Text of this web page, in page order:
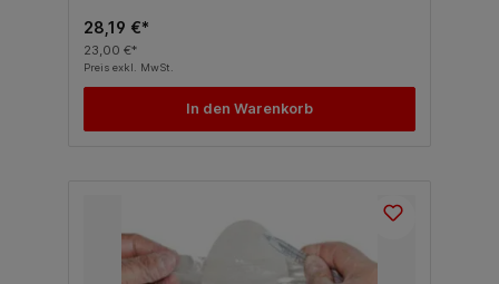
28,19 €*
23,00 €*
Preis exkl. MwSt.
In den Warenkorb